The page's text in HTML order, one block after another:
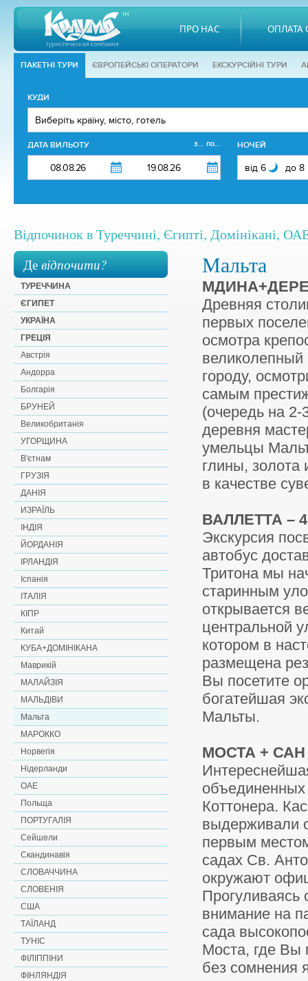
ПРО НАС ОПЛАТА
ПАКЕТНІ ТУРИ ЄВРОПЕЙСЬКІ ОПЕРАТОРИ EКСКУРСІЙНІ ТУРИ
КУДИ
ДАТА ВИЛЬОТУ з... по... НОЧЕЙ
Відпочинок в Туреччині, Єгипті, Домінікані,
Девідпочити?
ТУРЕЧЧИНА
ЄГИПЕТ
УКРАЇНА
ГРЕЦІЯ
Австрія
Андорра
Болгарія
БРУНЕЙ
Великобританія
УГОРЩИНА
В'єтнам
ГРУЗІЯ
ДАНІЯ
ИЗРАЇЛЬ
ІНДІЯ
ЙОРДАНІЯ
ІРЛАНДІЯ
Іспанія
ІТАЛІЯ
КІПР
Китай
КУБА+ДОМІНІКАНА
Маврикій
МАЛАЙЗІЯ
МАЛЬДІВИ
Мальта
МАРОККО
Норвегія
Нідерланди
ОАЕ
Польща
ПОРТУГАЛІЯ
Сейшели
Скандинавія
СЛОВАЧЧИНА
СЛОВЕНІЯ
США
ТАЇЛАНД
ТУНІС
ФІЛІППІНИ
ФІНЛЯНДІЯ
Мальта
Древняя
первых
осмотра
городу,
самым
(очередь на
деревня
умельцы
глины,
в качестве
ВАЛЛЕТТА – 4
Экскурсия
автобус
Тритона мы
старинным
открывается
центральной
котором в
размещена
Вы посетите
богатейшая
Мальты.
МОСТА + САН
Коттонера.
выдерживали
первым
садах Св.
окружают
Прогуливаясь
внимание на
сада
Моста, где Вы
без сомнения